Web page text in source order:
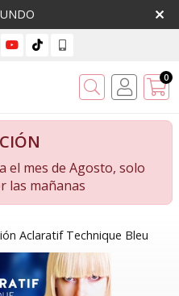
Buscar 0
el mes de Agosto, solo
las mañanas
Aclaratif Technique Bleu